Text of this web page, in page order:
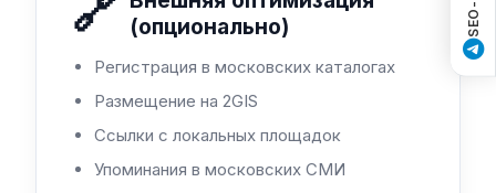
🔗 (опционально)
Регистрация в московских каталогах
Размещение на 2GIS
Ссылки с локальных площадок
Упоминания в московских СМИ